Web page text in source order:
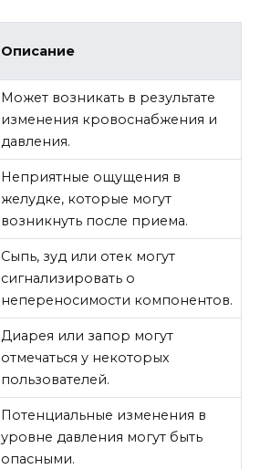
Описание
Может возникать в результате
изменения кровоснабжения и
давления.
Неприятные ощущения в
желудке, которые могут
возникнуть после приема.
Сыпь, зуд или отек могут
сигнализировать о
непереносимости компонентов.
Диарея или запор могут
отмечаться у некоторых
пользователей.
Потенциальные изменения в
уровне давления могут быть
опасными.